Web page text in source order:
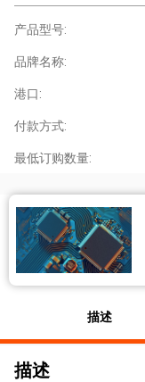
产品型号:
品牌名称:
港口:
付款方式:
最低订购数量:
描述
描述